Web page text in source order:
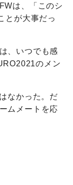
は、「このシ
とが大事だっ
、いつでも感
のメン
なかった。だ
ムメートを応